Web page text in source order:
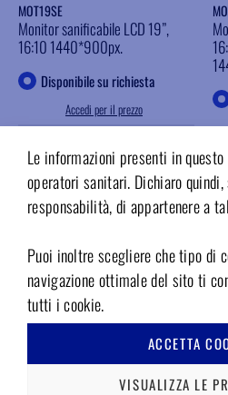
Le informazioni presenti in
operatori sanitari. Dichiaro
responsabilità, di appartenere a
Puoi inoltre scegliere che tipo di
navigazione ottimale del sito ti
tutti i cookie.
ACCETTA
VISUALIZZA LE
MOT19SE
Monitor sanificabile LCD 19”,
16:10 1440*900px.
Disponibile su richiesta
Accedi per il prezzo
Aggiungere ai preferiti